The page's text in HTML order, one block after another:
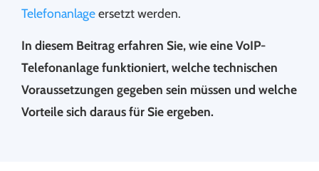
Telefonanlageersetzt werden.
In diesem Beitrag erfahren Sie, wie eine VoIP-
Telefonanlage funktioniert, welche technischen
Voraussetzungen gegeben sein müssen und welche
Vorteile sich daraus für Sie ergeben.